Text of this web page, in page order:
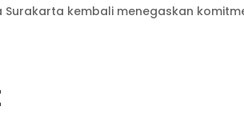
Surakarta kembali menegaskan